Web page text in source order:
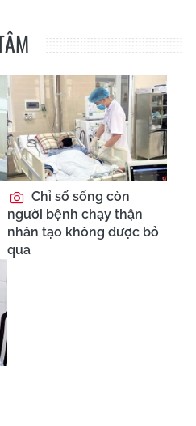
Chỉ số sống còn
người bệnh chạy thận
nhân tạo không được bỏ
qua